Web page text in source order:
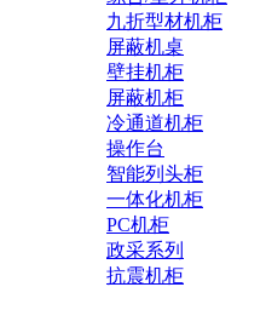
九折型材机柜
屏蔽机桌
壁挂机柜
屏蔽机柜
冷通道机柜
操作台
智能列头柜
一体化机柜
PC机柜
政采系列
抗震机柜